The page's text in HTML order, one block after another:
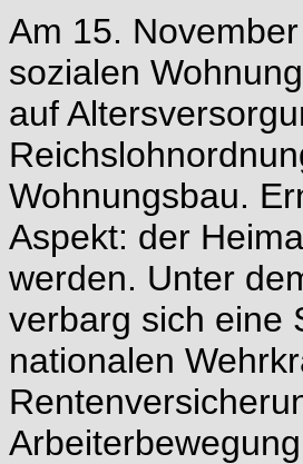
Am 15.
sozialen
auf
Wohnungsbau.
Aspekt: der
werden. Unter
verbarg sich eine
nationalen